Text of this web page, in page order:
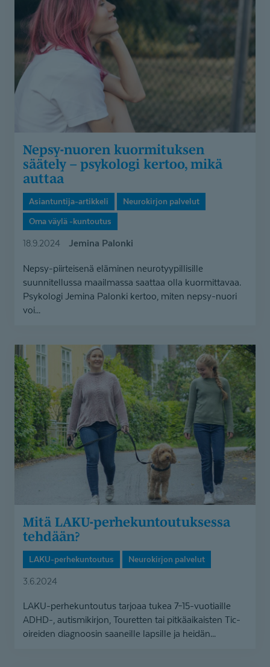
kuormituksen
säätely
psykologi
kertoo,
mikä
auttaa
Nepsy-nuoren kuormituksen
säätely – psykologi kertoo, mikä
auttaa
Asiantuntija-artikkeli
Neurokirjon palvelut
Oma väylä -kuntoutus
18.9.2024 Jemina Palonki
Nepsy-piirteisenä eläminen neurotyypillisille
suunnitellussa maailmassa saattaa olla kuormittavaa.
Psykologi Jemina Palonki kertoo, miten nepsy-nuori
voi...
LAKU-
perhekuntoutuksessa
tehdään?
Mitä LAKU-perhe­kun­tou­tuksessa
tehdään?
LAKU-perhekuntoutus
Neurokirjon palvelut
3.6.2024
LAKU-perhekuntoutus tarjoaa tukea 7–15-vuotiaille
ADHD-, autismikirjon, Touretten tai pitkäaikaisten Tic-
oireiden diagnoosin saaneille lapsille ja heidän...